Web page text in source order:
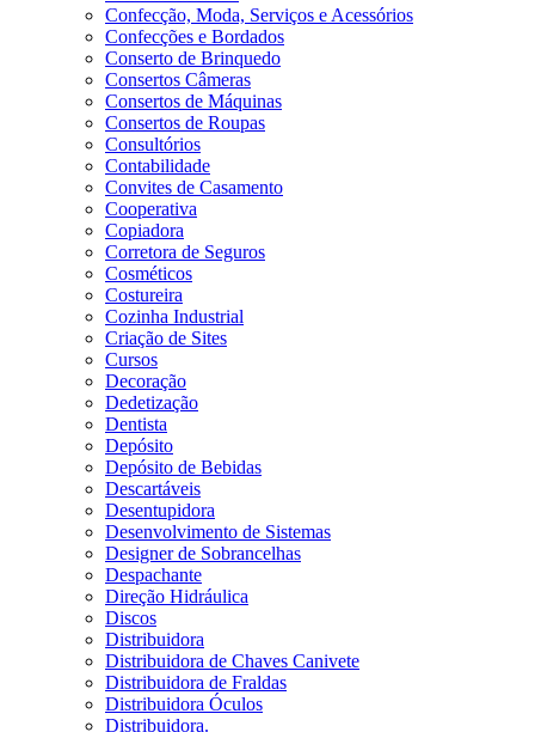
Confecção, Moda, Serviços e Acessórios
Confecções e Bordados
Conserto de Brinquedo
Consertos Câmeras
Consertos de Máquinas
Consertos de Roupas
Consultórios
Contabilidade
Convites de Casamento
Cooperativa
Copiadora
Corretora de Seguros
Cosméticos
Costureira
Cozinha Industrial
Criação de Sites
Cursos
Decoração
Dedetização
Dentista
Depósito
Depósito de Bebidas
Descartáveis
Desentupidora
Desenvolvimento de Sistemas
Designer de Sobrancelhas
Despachante
Direção Hidráulica
Discos
Distribuidora
Distribuidora de Chaves Canivete
Distribuidora de Fraldas
Distribuidora Óculos
Distribuidora.